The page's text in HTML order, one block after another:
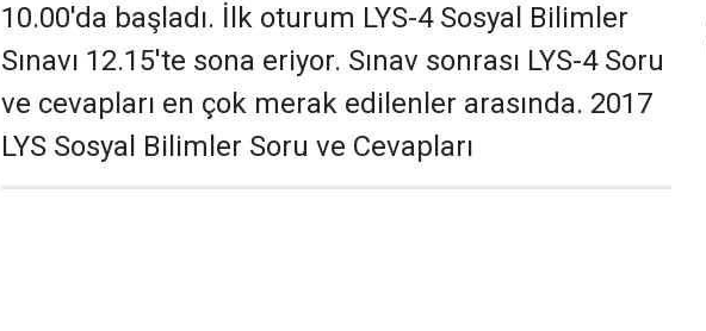
10.00'da başladı. İlk oturum LYS-4 Sosyal Bilimler
Sınavı 12.15'te sona eriyor. Sınav sonrası LYS-4 Soru
ve cevapları en çok merak edilenler arasında. 2017
LYS Sosyal Bilimler Soru ve Cevapları